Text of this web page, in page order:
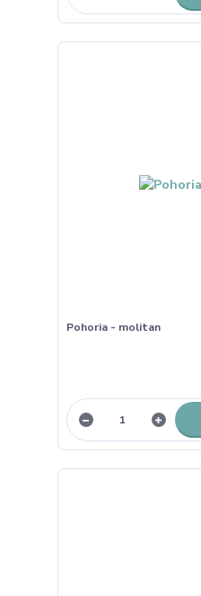
Pohoria - molitan